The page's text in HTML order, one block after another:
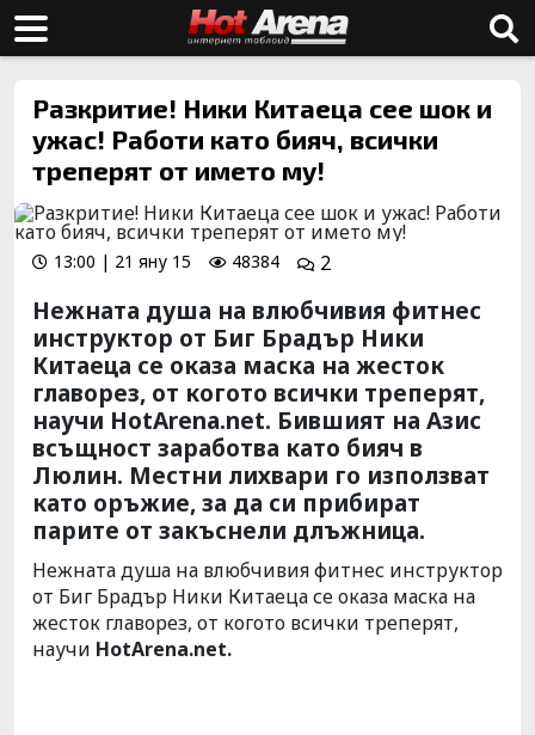
Разкритие! Ники Китаеца сее шок и
ужас! Работи като бияч, всички
треперят от името му!
13:00 | 21 яну 15 48384 2
Нежната душа на влюбчивия фитнес
инструктор от Биг Брадър Ники
Китаеца се оказа маска на жесток
главорез, от когото всички треперят,
научи HotArena.net. Бившият на Азис
всъщност заработва като бияч в
Люлин. Местни лихвари го използват
като оръжие, за да си прибират
парите от закъснели длъжница.
Нежната душа на влюбчивия фитнес инструктор
от Биг Брадър Ники Китаеца се оказа маска на
жесток главорез, от когото всички треперят,
научи HotArena.net.